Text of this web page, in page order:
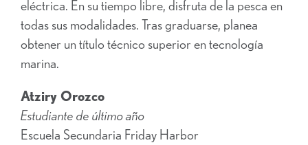
eléctrica. En su tiempo libre, disfruta de la pesca en
todas sus modalidades. Tras graduarse, planea
obtener un título técnico superior en tecnología
marina.
Atziry Orozco
Estudiante de último año
Escuela Secundaria Friday Harbor